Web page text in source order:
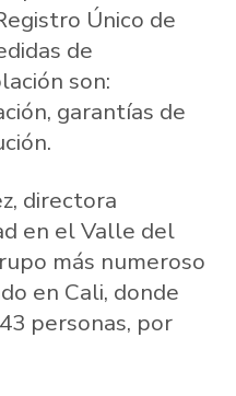
Único de
de
son:
garantías de
directora
en el Valle del
más numeroso
en Cali, donde
personas, por